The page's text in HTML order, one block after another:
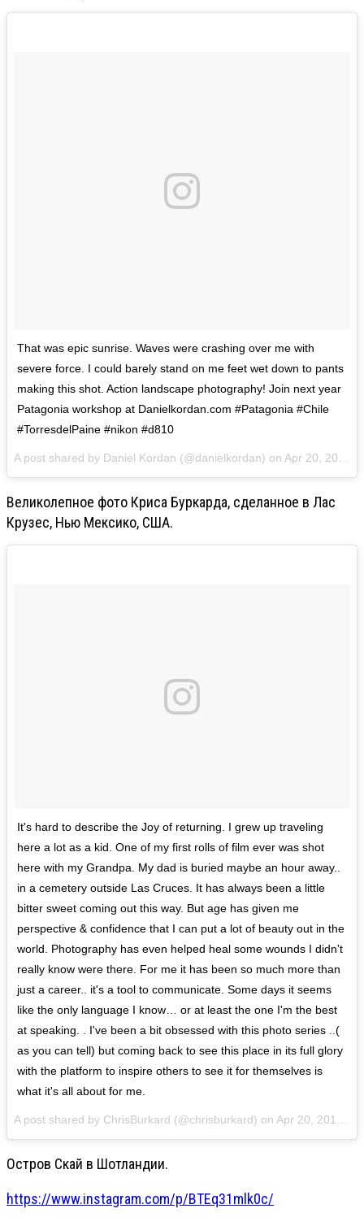
That was epic sunrise. Waves were crashing over me with
severe force. I could barely stand on me feet wet down to pants
making this shot. Action landscape photography! Join next year
Patagonia workshop at Danielkordan.com #Patagonia #Chile
#TorresdelPaine #nikon #d810
A post shared by Daniel Kordan (@danielkordan) on Apr 20, 2017 at 8:46am PDT
Великолепное фото Криса Буркарда, сделанное в Лас
Крузес, Нью Мексико, США.
It's hard to describe the Joy of returning. I grew up traveling
here a lot as a kid. One of my first rolls of film ever was shot
here with my Grandpa. My dad is buried maybe an hour away..
in a cemetery outside Las Cruces. It has always been a little
bitter sweet coming out this way. But age has given me
perspective & confidence that I can put a lot of beauty out in the
world. Photography has even helped heal some wounds I didn't
really know were there. For me it has been so much more than
just a career.. it's a tool to communicate. Some days it seems
like the only language I know… or at least the one I'm the best
at speaking. . I've been a bit obsessed with this photo series ..(
as you can tell) but coming back to see this place in its full glory
with the platform to inspire others to see it for themselves is
what it's all about for me.
A post shared by ChrisBurkard (@chrisburkard) on Apr 20, 2017 at 9:19am PDT
Остров Скай в Шотландии.
https://www.instagram.com/p/BTEq31mlk0c/